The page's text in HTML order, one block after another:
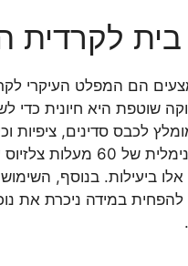
לקרדית
הם המפלט העיקרי
שוטפת היא חיונית כדי
לכבס סדינים, ציפיות
בטמפרטורה מינימלית של 60
ביעילות. בנוסף,
להפחית במידה ניכרת את